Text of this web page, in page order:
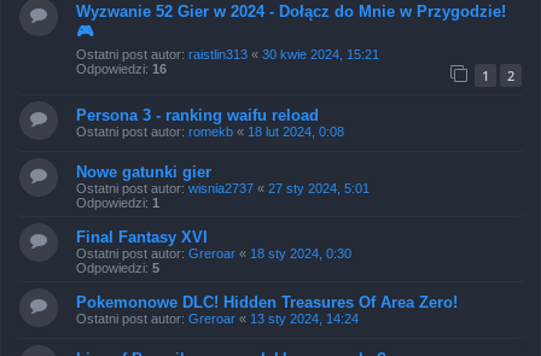
Wyzwanie 52 Gier w 2024 - Dołącz do Mnie w Przygodzie!
🎮
Ostatni post autor: raistlin313 « 30 kwie 2024, 15:21
Odpowiedzi: 16 1 2
Persona 3 - ranking waifu reload
Ostatni post autor: romekb « 18 lut 2024, 0:08
Nowe gatunki gier
Ostatni post autor: wisnia2737 « 27 sty 2024, 5:01
Odpowiedzi: 1
Final Fantasy XVI
Ostatni post autor: Greroar « 18 sty 2024, 0:30
Odpowiedzi: 5
Pokemonowe DLC! Hidden Treasures Of Area Zero!
Ostatni post autor: Greroar « 13 sty 2024, 14:24